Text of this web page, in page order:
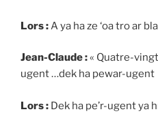
Lors :A ya ha ze ‘oa tro ar
Jean-Claude :« Quatre-
ugent …dek ha pewar-ugent
Lors : Dek ha pe’r-ugent ya